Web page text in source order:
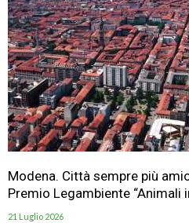
Modena. Città sempre più
Premio Legambiente “Animali
21 Luglio 2026